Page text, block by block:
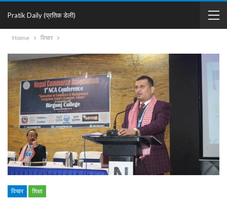
Pratik Daily (प्रतिक डेली)
Home विचार
विचार शिक्षा